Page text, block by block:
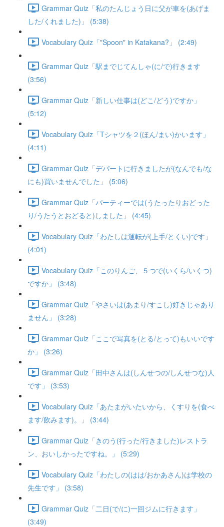
Grammar Quiz「私のたんじょう日に父が車を(あげま
した/くれました)」 (5:38)
Vocabulary Quiz「"Spoon" in Katakana?」 (2:49)
Grammar Quiz「駅までじてんしゃ(に/で)行きます
(3:56)
Grammar Quiz「新しい仕事は(どこ/どう)ですか」
(5:12)
Vocabulary Quiz「Tシャツを２(ほん/まい)かいます」
(4:11)
Grammar Quiz「デパートに行きましたが(なんでも/な
にも)買いませんでした」 (5:06)
Grammar Quiz「パーティーでは(うたったりおどった
り/うたうとおどると)しました」 (4:45)
Vocabulary Quiz「わたしは運転が(上手/とくい)です」
(4:01)
Vocabulary Quiz「このりんご、５つで(いくら/いくつ)
ですか」 (3:48)
Grammar Quiz「やさいは(あまり/すこし)好きじゃあり
ません」 (3:28)
Grammar Quiz「ここで写真を(とる/とって)もいいです
か」 (3:26)
Grammar Quiz「田中さんは(しんせつの/しんせつな)人
です」 (3:53)
Vocabulary Quiz「あたまがいたいから、くすりを(食べ
ます/飲みます)。」 (3:44)
Grammar Quiz「きのう(行った/行きました)レストラ
ン、おいしかったですね。」 (5:29)
Vocabulary Quiz「わたしの(はは/おかあさん)は学校の
先生です」 (3:58)
Grammar Quiz「二日(で/に)一回ジムに行きます」
(3:49)